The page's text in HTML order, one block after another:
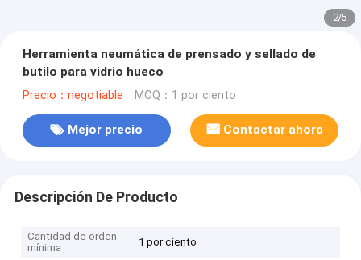
2/5
Herramienta neumática de prensado y sellado de
butilo para vidrio hueco
Precio：negotiable MOQ：1 por ciento
Mejor precio Contactar ahora
Descripción De Producto
Cantidad de orden
mínima
1 por ciento